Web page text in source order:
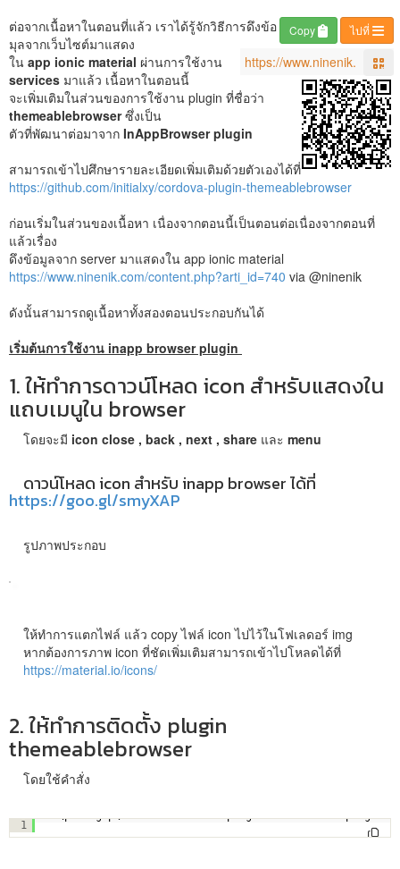
ไปที่
Copy
ต่อจากเนื้อหาในตอนที่แล้ว เราได้รู้จักวิธีการดึงข้อ
มุลจากเว็บไซต์มาแสดง
ใน app ionic material ผ่านการใช้งาน
services มาแล้ว เนื้อหาในตอนนี้
จะเพิ่มเติมในส่วนของการใช้งาน plugin ที่ชื่อว่า
themeablebrowserซึ่งเป็น
ตัวที่พัฒนาต่อมาจาก InAppBrowser plugin
สามารถเข้าไปศึกษารายละเอียดเพิ่มเติมด้วยตัวเองได้ที่
https://github.com/initialxy/cordova-plugin-themeablebrowser
ก่อนเริ่มในส่วนของเนื้อหา เนื่องจากตอนนี้เป็นตอนต่อเนื่องจากตอนที่
แล้วเรื่อง
ดึงข้อมูลจาก server มาแสดงใน app ionic material
https://www.ninenik.com/content.php?arti_id=740 via @ninenik
ดังนั้นสามารถดูเนื้อหาทั้งสองตอนประกอบกันได้
เริ่มต้นการใช้งาน inapp browser plugin
1. ให้ทำการดาวน์โหลด icon สำหรับแสดงใน
แถบเมนูใน browser
โดยจะมี icon close , back , next , share และ menu
ดาวน์โหลด icon สำหรับ inapp browser ได้ที่
https://goo.gl/smyXAP
รูปภาพประกอบ
ให้ทำการแตกไฟล์ แล้ว copy ไฟล์ icon ไปไว้ในโฟเลดอร์ img
หากต้องการภาพ icon ที่ชัดเพิ่มเติมสามารถเข้าไปโหลดได้ที่
https://material.io/icons/
2. ให้ทำการติดตั้ง plugin
themeablebrowser
โดยใช้คำสั่ง
1